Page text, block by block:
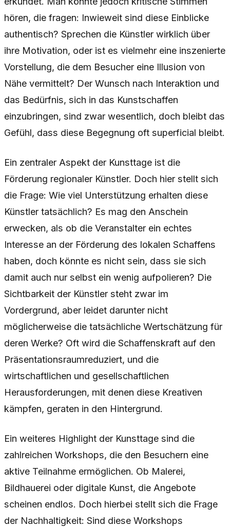
hören, die fragen: Inwieweit sind diese Einblicke
authentisch? Sprechen die Künstler wirklich über
ihre Motivation, oder ist es vielmehr eine inszenierte
Vorstellung, die dem Besucher eine Illusion von
Nähe vermittelt? Der Wunsch nach Interaktion und
das Bedürfnis, sich in das Kunstschaffen
einzubringen, sind zwar wesentlich, doch bleibt das
Gefühl, dass diese Begegnung oft superficial bleibt.
Ein zentraler Aspekt der Kunsttage ist die
Förderung regionaler Künstler. Doch hier stellt sich
die Frage: Wie viel Unterstützung erhalten diese
Künstler tatsächlich? Es mag den Anschein
erwecken, als ob die Veranstalter ein echtes
Interesse an der Förderung des lokalen Schaffens
haben, doch könnte es nicht sein, dass sie sich
damit auch nur selbst ein wenig aufpolieren? Die
Sichtbarkeit der Künstler steht zwar im
Vordergrund, aber leidet darunter nicht
möglicherweise die tatsächliche Wertschätzung für
deren Werke? Oft wird die Schaffenskraft auf den
Präsentationsraumreduziert, und die
wirtschaftlichen und gesellschaftlichen
Herausforderungen, mit denen diese Kreativen
kämpfen, geraten in den Hintergrund.
Ein weiteres Highlight der Kunsttage sind die
zahlreichen Workshops, die den Besuchern eine
aktive Teilnahme ermöglichen. Ob Malerei,
Bildhauerei oder digitale Kunst, die Angebote
scheinen endlos. Doch hierbei stellt sich die Frage
der Nachhaltigkeit: Sind diese Workshops